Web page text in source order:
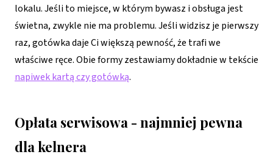
lokalu. Jeśli to miejsce, w którym bywasz i obsługa jest
świetna, zwykle nie ma problemu. Jeśli widzisz je pierwszy
raz, gotówka daje Ci większą pewność, że trafi we
właściwe ręce. Obie formy zestawiamy dokładnie w tekście
napiwek kartą czy gotówką.
Opłata serwisowa - najmniej pewna
dla kelnera